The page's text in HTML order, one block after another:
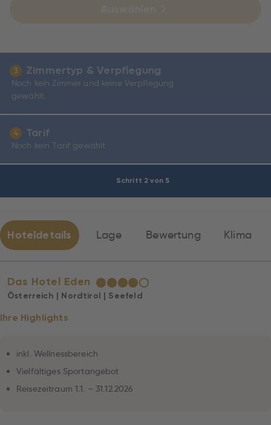
Schritt 2 von 5
3 Zimmertyp & Verpflegung
Noch kein Zimmer und keine Verpflegung
gewählt.
4 Tarif
Noch kein Tarif gewählt
Hoteldetails Lage Bewertung Klima
Das Hotel Eden ★★★★☆
Österreich | Nordtirol | Seefeld
Ihre Highlights
inkl. Wellnessbereich
Vielfältiges Sportangebot
Reisezeitraum 1.1. – 31.12.2026